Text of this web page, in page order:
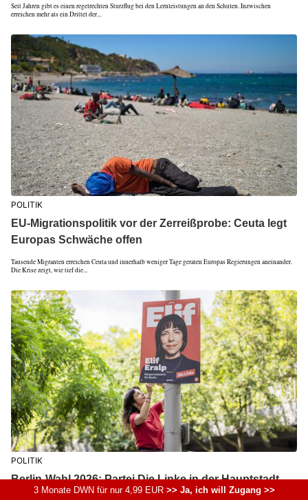
Seit Jahren gibt es einen regelrechten Sturzflug bei den Lernleistungen an den Schulen. Inzwischen
erreichen mehr als ein Drittel der...
POLITIK
EU-Migrationspolitik vor der Zerreißprobe: Ceuta legt
Europas Schwäche offen
Tausende Migranten erreichen Ceuta und innerhalb weniger Tage geraten Europas Regierungen aneinander.
Die Krise zeigt, wie tief die...
POLITIK
Berlin-Wahl 2026: Partei Die Linke in der Hauptstadt
derzeit auf Platz eins
3 Monate DWN für nur 4,99 EUR>> Ja, ich will Zugang >>